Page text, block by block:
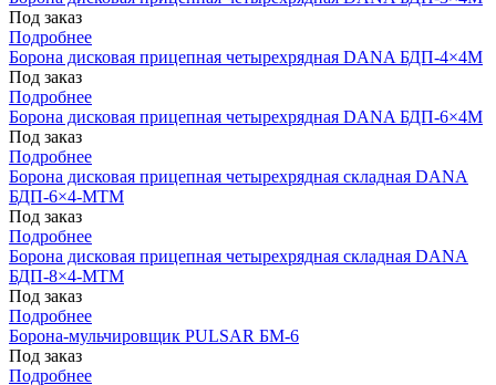
Под заказ
Подробнее
Борона дисковая прицепная четырехрядная DANA БДП-4×4М
Под заказ
Подробнее
Борона дисковая прицепная четырехрядная DANA БДП-6×4М
Под заказ
Подробнее
Борона дисковая прицепная четырехрядная складная DANA
БДП-6×4-МТМ
Под заказ
Подробнее
Борона дисковая прицепная четырехрядная складная DANA
БДП-8×4-МТМ
Под заказ
Подробнее
Борона-мульчировщик PULSAR БМ-6
Под заказ
Подробнее